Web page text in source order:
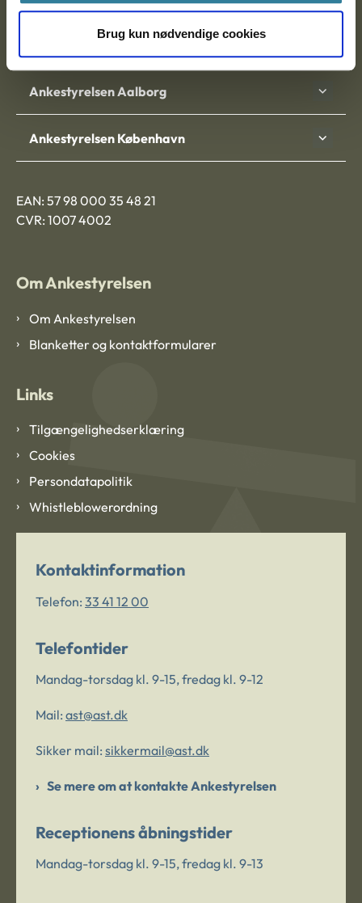
Brug kun nødvendige cookies
Nytorv 7, 2. sal
9000 Aalborg
Ankestyrelsen Aalborg
Ankestyrelsen København
EAN: 57 98 000 35 48 21
CVR: 1007 4002
Om Ankestyrelsen
Om Ankestyrelsen
Blanketter og kontaktformularer
Links
Tilgængelighedserklæring
Cookies
Persondatapolitik
Whistleblowerordning
Kontaktinformation
Telefon: 33 41 12 00
Telefontider
Mandag-torsdag kl. 9-15, fredag kl. 9-12
Mail: ast@ast.dk
Sikker mail: sikkermail@ast.dk
Se mere om at kontakte Ankestyrelsen
Receptionens åbningstider
Mandag-torsdag kl. 9-15, fredag kl. 9-13